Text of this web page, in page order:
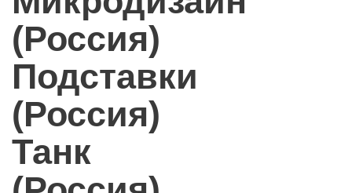
(Россия)
Подставки
(Россия)
Танк